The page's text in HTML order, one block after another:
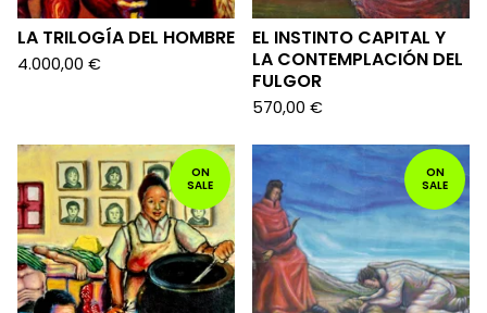
LA TRILOGÍA DEL HOMBRE
4.000,00 €
EL INSTINTO CAPITAL Y
LA CONTEMPLACIÓN DEL
FULGOR
570,00 €
ON
SALE
ON
SALE